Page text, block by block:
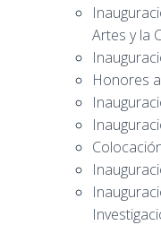
Artes y la
Honores